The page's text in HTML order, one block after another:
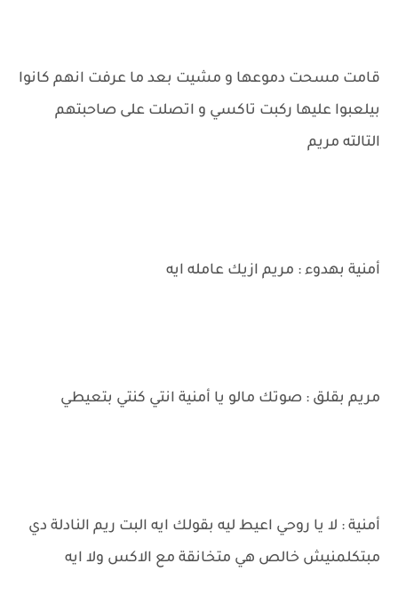
قامت مسحت دموعها و مشيت بعد ما عرفت انهم كانوا
بيلعبوا عليها ركبت تاكسي و اتصلت على صاحبتهم
التالته مريم
أمنية بهدوء : مريم ازيك عامله ايه
مريم بقلق : صوتك مالو يا أمنية انتي كنتي بتعيطي
أمنية : لا يا روحي اعيط ليه بقولك ايه البت ريم النادلة دي
مبتكلمنيش خالص هي متخانقة مع الاكس ولا ايه